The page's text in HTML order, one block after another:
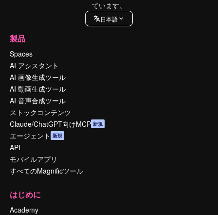
ています。
日本語
製品
Spaces
AI アシスタント
AI 画像生成ツール
AI 動画生成ツール
AI 音声合成ツール
ストックコンテンツ
Claude/ChatGPT向けMCP 新規
エージェント 新規
API
モバイルアプリ
すべてのMagnificツール
はじめに
Academy